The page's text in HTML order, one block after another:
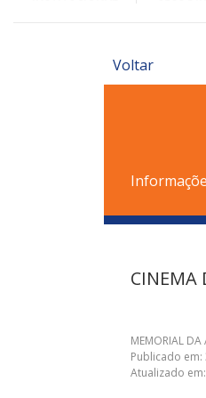
Voltar
CINEMA
MEMORIAL DA
Publicado
Atualizado